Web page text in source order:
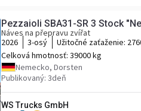
Pezzaioli SBA31-SR 3 Stock
Náves na přepravu zvířat
2026
3-osý Užitočné zaťaženie:
Celková hmotnosť: 39000 kg
Nemecko, Dorsten
Publikovaný: 3deň
WS Trucks GmbH